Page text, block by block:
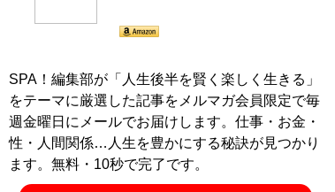
SPA！編集部が「人生後半を賢く楽しく生きる」
をテーマに厳選した記事をメルマガ会員限定で毎
週金曜日にメールでお届けします。仕事・お金・
性・人間関係…人生を豊かにする秘訣が見つかり
ます。無料・10秒で完了です。